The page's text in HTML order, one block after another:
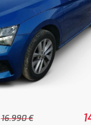
16.990 €